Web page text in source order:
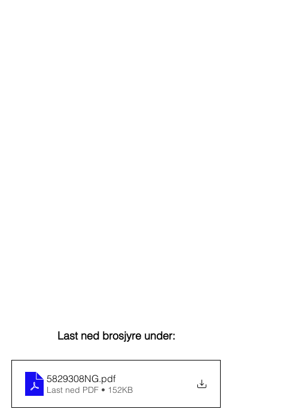
Last ned brosjyre under:
5829308NG.pdf
Last ned PDF • 152KB